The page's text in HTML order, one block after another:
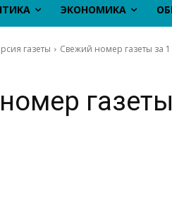
ЭКОНОМИКА
газеты Свежий номер газеты за